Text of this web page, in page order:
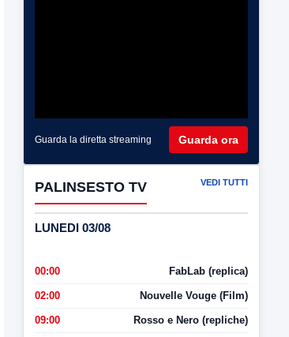
Guarda la diretta streaming Guarda ora
PALINSESTO TV VEDI TUTTI
LUNEDI 03/08
00:00 FabLab (replica)
02:00 Nouvelle Vouge (Film)
09:00 Rosso e Nero (repliche)